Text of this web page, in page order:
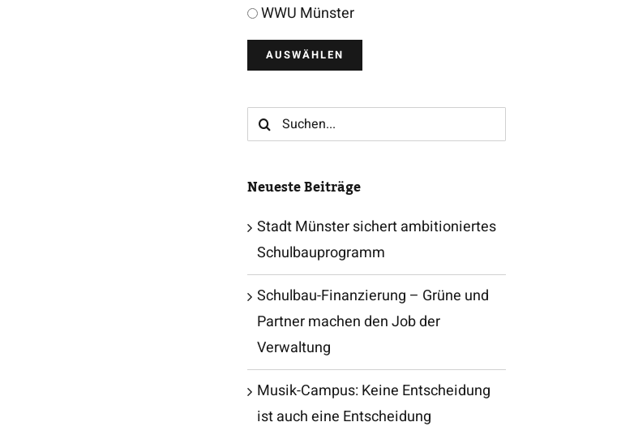
WWU Münster
Suche
nach:
Neueste Beiträge
Stadt Münster sichert ambitioniertes
Schulbauprogramm
Schulbau-Finanzierung – Grüne und
Partner machen den Job der
Verwaltung
Musik-Campus: Keine Entscheidung
ist auch eine Entscheidung